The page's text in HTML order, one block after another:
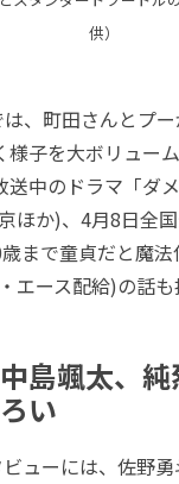
供）
、町田さんとプ
様子を大ボリュー
送中のドラマ「ダ
ほか)、4月8日全
まで童貞だと魔
エース配給)の話も
島颯太、
い
ューには、佐野